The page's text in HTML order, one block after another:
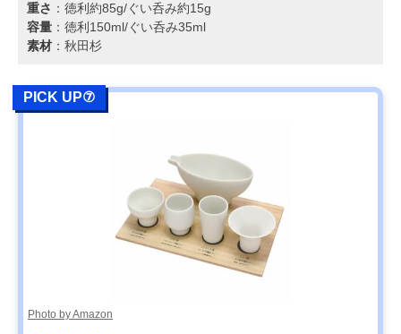
重さ ：徳利約85g/ぐい呑み約15g
容量 ：徳利150ml/ぐい呑み35ml
素材 ：秋田杉
PICK UP⑦
Photo by Amazon